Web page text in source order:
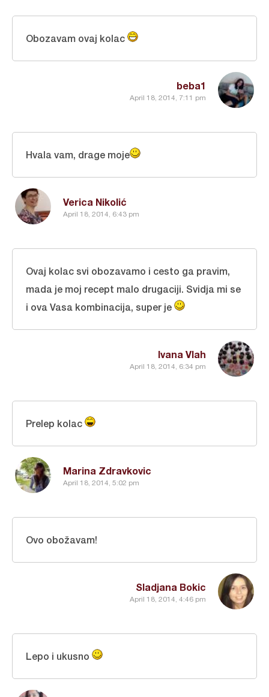
beba1
April 18, 2014, 7:11 pm
Obozavam ovaj kolac
Verica Nikolić
April 18, 2014, 6:43 pm
Hvala vam, drage moje
Ivana Vlah
April 18, 2014, 6:34 pm
Ovaj kolac svi obozavamo i cesto ga pravim,
mada je moj recept malo drugaciji. Svidja mi se
i ova Vasa kombinacija, super je
Marina Zdravkovic
April 18, 2014, 5:02 pm
Prelep kolac
Sladjana Bokic
April 18, 2014, 4:46 pm
Ovo obožavam!
Lepo i ukusno